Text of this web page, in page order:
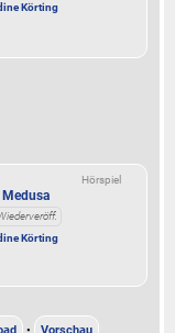
Körting
Hörspiel
Medusa
Körting